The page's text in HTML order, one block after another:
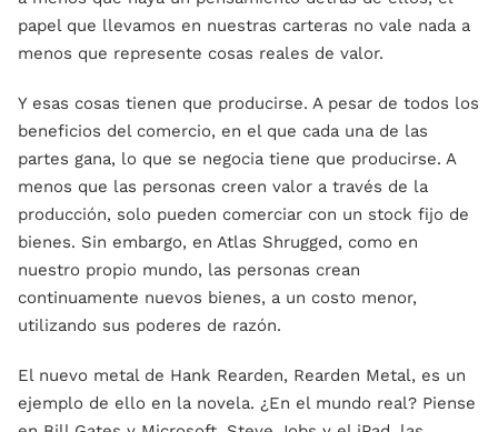
papel que llevamos en nuestras carteras no vale nada a
menos que represente cosas reales de valor.
Y esas cosas tienen que producirse. A pesar de todos los
beneficios del comercio, en el que cada una de las
partes gana, lo que se negocia tiene que producirse. A
menos que las personas creen valor a través de la
producción, solo pueden comerciar con un stock fijo de
bienes. Sin embargo, en Atlas Shrugged, como en
nuestro propio mundo, las personas crean
continuamente nuevos bienes, a un costo menor,
utilizando sus poderes de razón.
El nuevo metal de Hank Rearden, Rearden Metal, es un
ejemplo de ello en la novela. ¿En el mundo real? Piense